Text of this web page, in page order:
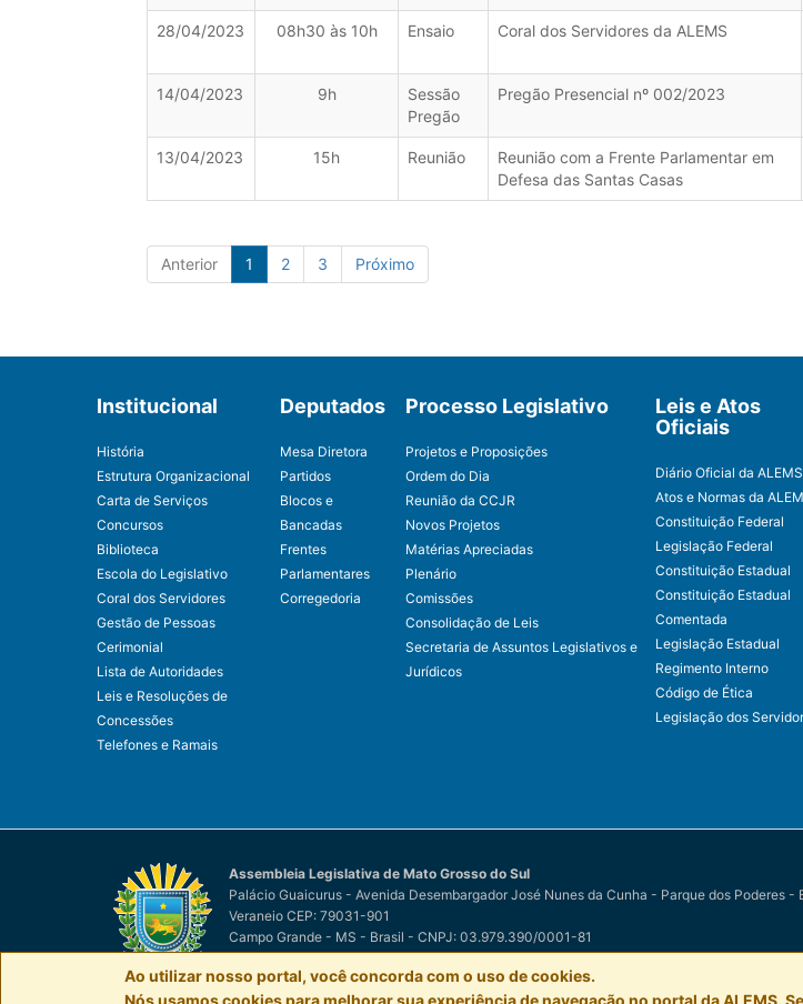
28/04/2023 08h30 às 10h Ensaio Coral dos Servidores da ALEMS
14/04/2023 9h
Sessão
Pregão
Pregão Presencial nº 002/2023
13/04/2023 15h Reunião
Reunião com a Frente Parlamentar em
Defesa das Santas Casas
Anterior 1 2 3 Próximo
Institucional
História
Estrutura Organizacional
Carta de Serviços
Concursos
Biblioteca
Escola do Legislativo
Coral dos Servidores
Gestão de Pessoas
Cerimonial
Lista de Autoridades
Leis e Resoluções de
Concessões
Telefones e Ramais
Deputados
Mesa Diretora
Partidos
Blocos e
Bancadas
Frentes
Parlamentares
Corregedoria
Processo Legislativo
Projetos e Proposições
Ordem do Dia
Reunião da CCJR
Novos Projetos
Matérias Apreciadas
Plenário
Comissões
Consolidação de Leis
Secretaria de Assuntos Legislativos e
Jurídicos
Leis e Atos
Oficiais
Diário Oficial da ALEMS
Atos e Normas da
Constituição Federal
Legislação Federal
Constituição Estadual
Constituição Estadual
Comentada
Legislação Estadual
Regimento Interno
Código de Ética
Legislação dos
Assembleia Legislativa de Mato Grosso do Sul
Palácio Guaicurus - Avenida Desembargador José Nunes da Cunha - Parque dos Poderes -
Veraneio CEP: 79031-901
Campo Grande - MS - Brasil - CNPJ: 03.979.390/0001-81
© Assembleia Legislativa de Mato Grosso do SulporEasy Net Tecnologia da Informação
Ao utilizar nosso portal, você concorda com o uso de cookies.
Nós usamos cookies para melhorar sua experiência de navegação no portal da ALEMS.